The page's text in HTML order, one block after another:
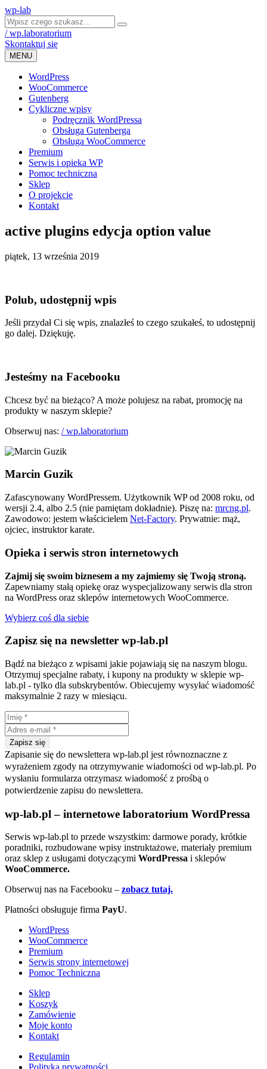
wp-lab
/ wp.laboratorium
Skontaktuj się
MENU
WordPress
WooCommerce
Gutenberg
Cykliczne wpisy
Podręcznik WordPressa
Obsługa Gutenberga
Obsługa WooCommerce
Premium
Serwis i opieka WP
Pomoc techniczna
Sklep
O projekcie
Kontakt
active plugins edycja option value
piątek, 13 września 2019
Polub, udostępnij wpis
Jeśli przydał Ci się wpis, znalazłeś to czego szukałeś, to udostępnij
go dalej. Dziękuję.
Jesteśmy na Facebooku
Chcesz być na bieżąco? A może polujesz na rabat, promocję na
produkty w naszym sklepie?
Obserwuj nas: / wp.laboratorium
Marcin Guzik
Zafascynowany WordPressem. Użytkownik WP od 2008 roku, od
wersji 2.4, albo 2.5 (nie pamiętam dokładnie). Piszę na: mrcng.pl.
Zawodowo: jestem właścicielem Net-Factory. Prywatnie: mąż,
ojciec, instruktor karate.
Opieka i serwis stron internetowych
Zajmij się swoim biznesem a my zajmiemy się Twoją stroną.
Zapewniamy stałą opiekę oraz wyspecjalizowany serwis dla stron
na WordPress oraz sklepów internetowych WooCommerce.
Wybierz coś dla siebie
Zapisz się na newsletter wp-lab.pl
Bądź na bieżąco z wpisami jakie pojawiają się na naszym blogu.
Otrzymuj specjalne rabaty, i kupony na produkty w sklepie wp-
lab.pl - tylko dla subskrybentów. Obiecujemy wysyłać wiadomość
maksymalnie 2 razy w miesiącu.
Zapisanie się do newslettera wp-lab.pl jest równoznaczne z
wyrażeniem zgody na otrzymywanie wiadomości od wp-lab.pl. Po
wysłaniu formularza otrzymasz wiadomość z prośbą o
potwierdzenie zapisu do newslettera.
wp-lab.pl – internetowe laboratorium WordPressa
Serwis wp-lab.pl to przede wszystkim: darmowe porady, krótkie
poradniki, rozbudowane wpisy instruktażowe, materiały premium
oraz sklep z usługami dotyczącymi WordPressa i sklepów
WooCommerce.
Obserwuj nas na Facebooku – zobacz tutaj.
Płatności obsługuje firma PayU.
WordPress
WooCommerce
Premium
Serwis strony internetowej
Pomoc Techniczna
Sklep
Koszyk
Zamówienie
Moje konto
Kontakt
Regulamin